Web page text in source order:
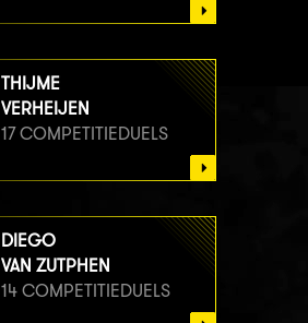
THIJME
VERHEIJEN
17 COMPETITIEDUELS
DIEGO
VAN ZUTPHEN
14 COMPETITIEDUELS